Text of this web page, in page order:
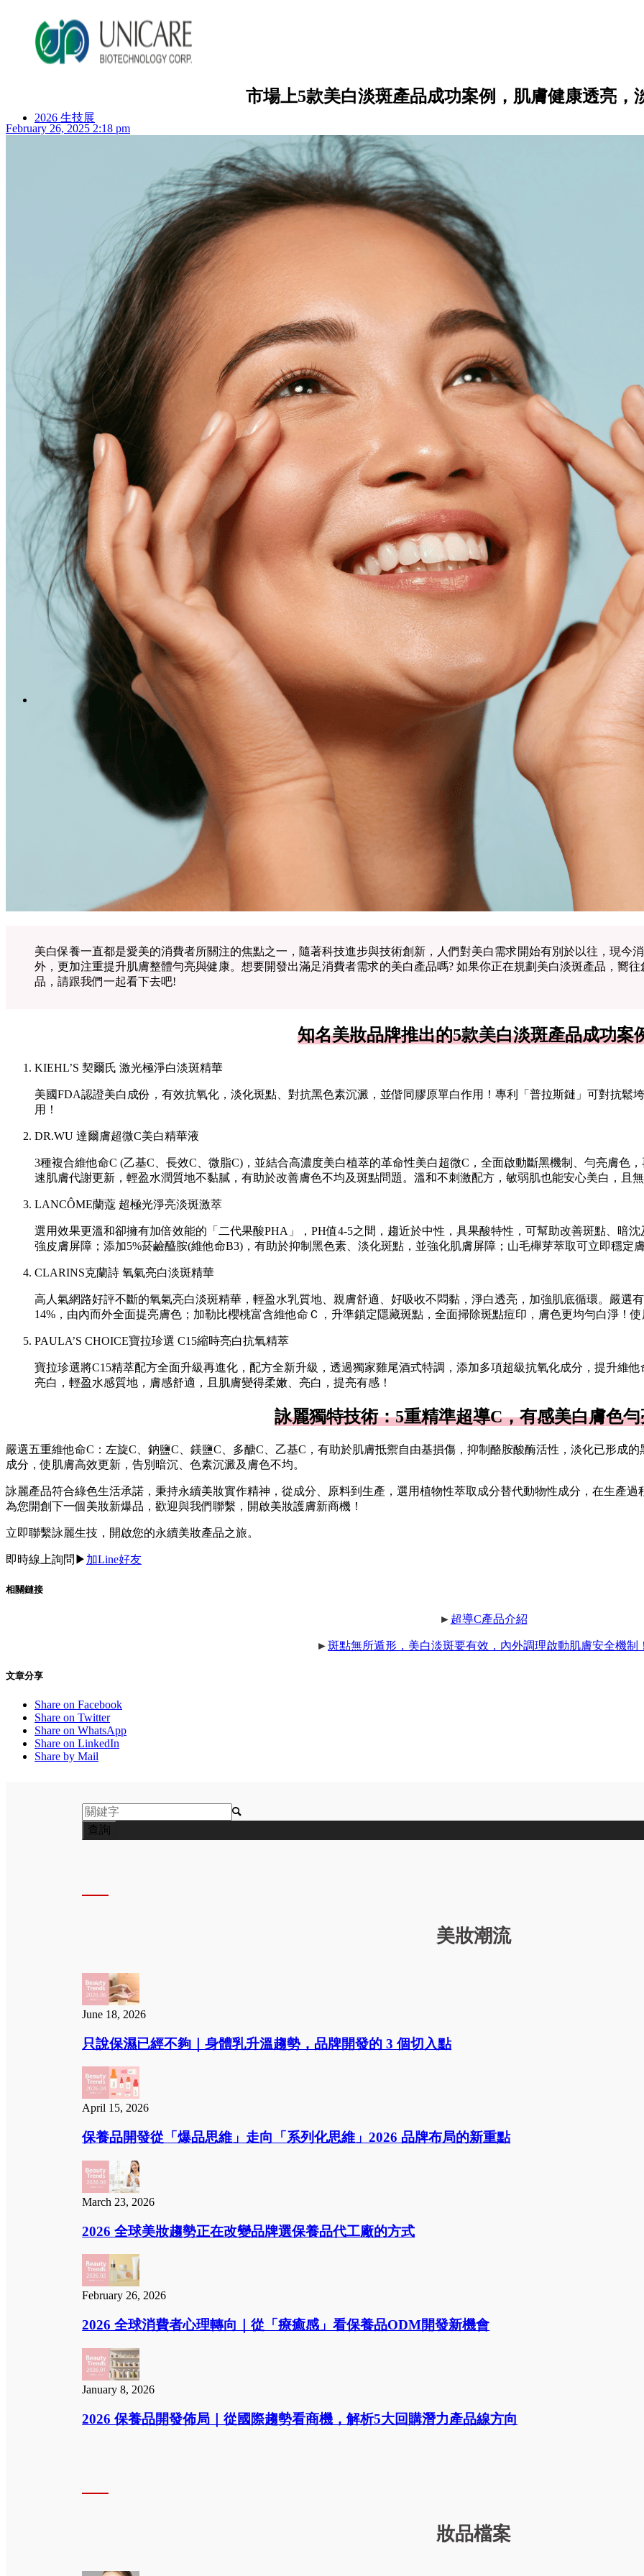
2026 生技展
ODM產品影片
ODM美妝方案
特色爆品
ESG禮盒
美肌情報
UNICARE美妝新知
UNICARE科研秘辛
UNICARE 企業動態
聯絡我們
詠麗 FAQ
中文 (台灣)
Menu
市場上5款美白淡斑產品成功案例，肌膚健康透亮，
February 26, 2025 2:18 pm
美白保養一直都是愛美的消費者所關注的焦點之一，隨著科技進步與技術創新，人們對美白需求開始有別於以往，現今
外，更加注重提升肌膚整體勻亮與健康。想要開發出滿足消費者需求的美白產品嗎? 如果你正在規劃美白淡斑產品，嚮
品，請跟我們一起看下去吧!
知名美妝品牌推出的5款美白淡斑產品成功案
KIEHL’S 契爾氏 激光極淨白淡斑精華
美國FDA認證美白成份，有效抗氧化，淡化斑點、對抗黑色素沉澱，並偕同膠原單白作用！專利「普拉斯鏈」可對抗鬆
用！
DR.WU 達爾膚超微C美白精華液
3種複合維他命C (乙基C、長效C、微脂C)，並結合高濃度美白植萃的革命性美白超微C，全面啟動斷黑機制、勻亮膚色
速肌膚代謝更新，輕盈水潤質地不黏膩，有助於改善膚色不均及斑點問題。溫和不刺激配方，敏弱肌也能安心美白，且
LANCÔME蘭蔻 超極光淨亮淡斑激萃
選用效果更溫和卻擁有加倍效能的「二代果酸PHA」，PH值4-5之間，趨近於中性，具果酸特性，可幫助改善斑點、暗
強皮膚屏障；添加5%菸鹼醯胺(維他命B3)，有助於抑制黑色素、淡化斑點，並強化肌膚屏障；山毛櫸芽萃取可立即穩定
CLARINS克蘭詩 氧氣亮白淡斑精華
高人氣網路好評不斷的氧氣亮白淡斑精華，輕盈水乳質地、親膚舒適、好吸收不悶黏，淨白透亮，加強肌底循環。嚴選
14%，由內而外全面提亮膚色；加勒比櫻桃富含維他命Ｃ，升準鎖定隱藏斑點，全面掃除斑點痘印，膚色更均勻白淨！
PAULA’S CHOICE寶拉珍選 C15縮時亮白抗氧精萃
寶拉珍選將C15精萃配方全面升級再進化，配方全新升級，透過獨家雞尾酒式特調，添加多項超級抗氧化成分，提升維
亮白，輕盈水感質地，膚感舒適，且肌膚變得柔嫩、亮白，提亮有感！
詠麗獨特技術：5重精準超導C，有感美白膚色
嚴選五重維他命C：左旋C、鈉鹽C、鎂鹽C、多醣C、乙基C，有助於肌膚抵禦自由基損傷，抑制酪胺酸酶活性，淡化已形成
成分，使肌膚高效更新，告別暗沉、色素沉澱及膚色不均。
詠麗產品符合綠色生活承諾，秉持永續美妝實作精神，從成分、原料到生產，選用植物性萃取成分替代動物性成分，在生產
為您開創下一個美妝新爆品，歡迎與我們聯繫，開啟美妝護膚新商機！
立即聯繫詠麗生技，開啟您的永續美妝產品之旅。
即時線上詢問 ▶︎ 加Line好友
相關鏈接
► 超導C產品介紹
►斑點無所遁形，美白淡斑要有效，內外調理啟動肌膚安全機制
文章分享
Share on Facebook
Share on Twitter
Share on WhatsApp
Share on LinkedIn
Share by Mail

美妝潮流
June 18, 2026
只說保濕已經不夠｜身體乳升溫趨勢，品牌開發的 3 個切入點
April 15, 2026
保養品開發從「爆品思維」走向「系列化思維」2026 品牌布局的新重點
March 23, 2026
2026 全球美妝趨勢正在改變品牌選保養品代工廠的方式
February 26, 2026
2026 全球消費者心理轉向｜從「療癒感」看保養品ODM開發新機會
January 8, 2026
2026 保養品開發佈局｜從國際趨勢看商機，解析5大回購潛力產品線方向
妝品檔案